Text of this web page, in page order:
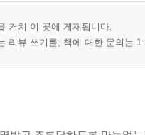
거쳐 이 곳에 게재됩니다.
리뷰 쓰기를, 책에 대한 문의는